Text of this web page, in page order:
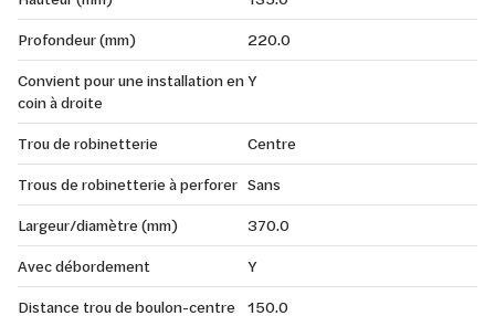
Profondeur (mm)
220.0
Convient pour une installation en
coin à droite
Y
Trou de robinetterie
Centre
Trous de robinetterie à perforer Sans
Largeur/diamètre (mm)
370.0
Avec débordement
Y
Distance trou de boulon-centre
150.0